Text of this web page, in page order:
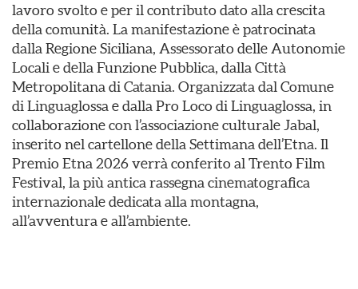
lavoro svolto e per il contributo dato alla crescita
della comunità. La manifestazione è patrocinata
dalla Regione Siciliana, Assessorato delle Autonomie
Locali e della Funzione Pubblica, dalla Città
Metropolitana di Catania. Organizzata dal Comune
di Linguaglossa e dalla Pro Loco di Linguaglossa, in
collaborazione con l’associazione culturale Jabal,
inserito nel cartellone della Settimana dell’Etna. Il
Premio Etna 2026 verrà conferito al Trento Film
Festival, la più antica rassegna cinematografica
internazionale dedicata alla montagna,
all’avventura e all’ambiente.